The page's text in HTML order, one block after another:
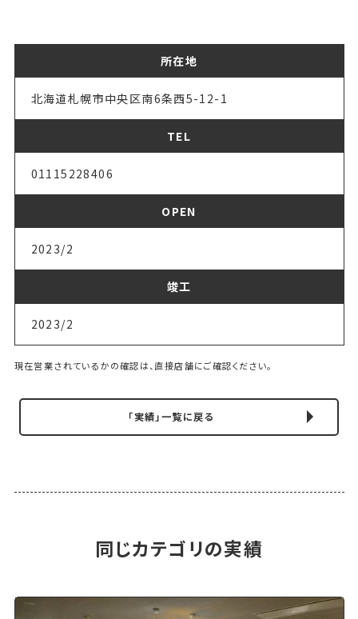
所在地
北海道札幌市中央区南6条西5-12-1
TEL
01115228406
OPEN
2023/2
竣工
2023/2
現在営業されているかの確認は、直接店舗にご確認ください。
「実績」一覧に戻る
同じカテゴリの実績